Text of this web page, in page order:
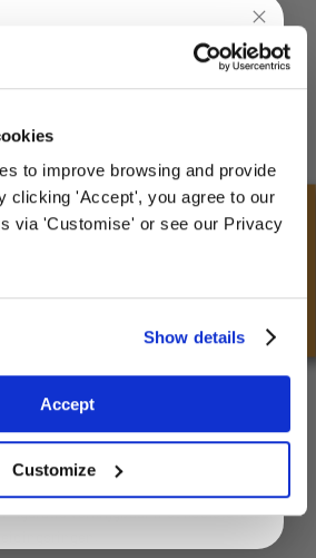
to improve browsing and provide
clicking 'Accept', you agree to our
via 'Customise' or see our Privacy
Show details
Accept
Customize
PAKKINGEN
verkrijgbaar met koolstofstaal
Snel onderzoek
10% OFF
FIRST ORDER
special offers and exclusive
deals
privacy policy.